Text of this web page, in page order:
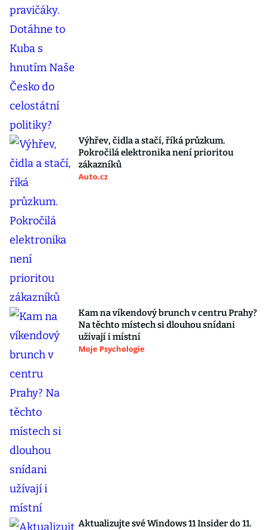
Výhřev, čidla a stačí, říká průzkum.
Pokročilá elektronika není prioritou
zákazníků
Auto.cz
Kam na víkendový brunch v centru Prahy?
Na těchto místech si dlouhou snídani
užívají i místní
Moje Psychologie
Aktualizujte své Windows 11 Insider do 11.